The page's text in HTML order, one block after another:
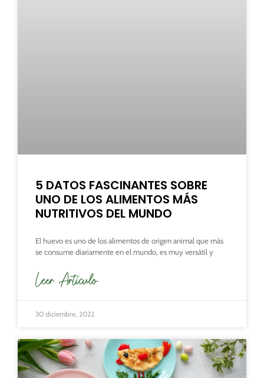
5 DATOS FASCINANTES SOBRE
UNO DE LOS ALIMENTOS MÁS
NUTRITIVOS DEL MUNDO
El huevo es uno de los alimentos de origen animal que más
se consume diariamente en el mundo, es muy versátil y
Leer Articulo
30 diciembre, 2022